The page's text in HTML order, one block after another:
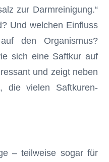
zur Darmreinigung.“
Und welchen Einfluss
den Organismus?
sich eine Saftkur auf
und zeigt neben
die vielen Saftkuren-
– teilweise sogar für